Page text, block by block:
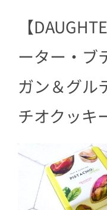
【
ーター・ブ
ガン＆グル
チオクッキ